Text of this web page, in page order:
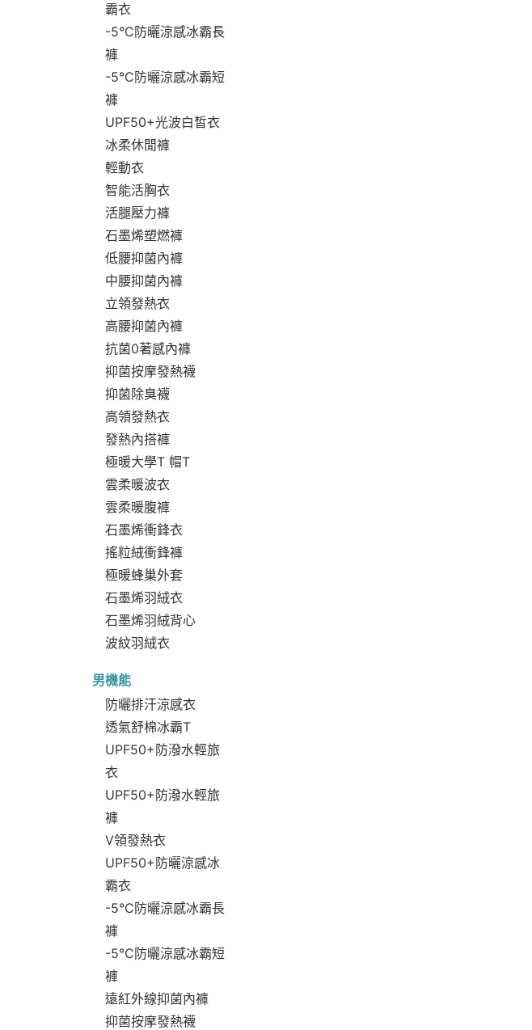
霸衣
-5°C防曬涼感冰霸長
褲
-5°C防曬涼感冰霸短
褲
UPF50+光波白皙衣
冰柔休閒褲
輕動衣
智能活胸衣
活腿壓力褲
石墨烯塑燃褲
低腰抑菌內褲
中腰抑菌內褲
立領發熱衣
高腰抑菌內褲
抗菌0著感內褲
抑菌按摩發熱襪
抑菌除臭襪
高領發熱衣
發熱內搭褲
極暖大學T 帽T
雲柔暖波衣
雲柔暖腹褲
石墨烯衝鋒衣
搖粒絨衝鋒褲
極暖蜂巢外套
石墨烯羽絨衣
石墨烯羽絨背心
波紋羽絨衣
男機能
防曬排汗涼感衣
透氣舒棉冰霸T
UPF50+防潑水輕旅
衣
UPF50+防潑水輕旅
褲
V領發熱衣
UPF50+防曬涼感冰
霸衣
-5°C防曬涼感冰霸長
褲
-5°C防曬涼感冰霸短
褲
遠紅外線抑菌內褲
抑菌按摩發熱襪